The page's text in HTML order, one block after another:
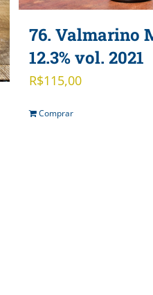
76. Valmarino
12.3% vol. 2021
R$115,00
Comprar